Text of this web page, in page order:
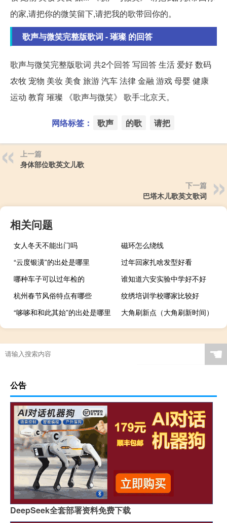
的家,请把你的微笑留下,请把我的歌带回你的。
歌声与微笑完整版歌词 - 璀璨 的回答
歌声与微笑完整版歌词 共2个回答 写回答 生活 爱好 数码
农牧 宠物 美妆 美食 旅游 汽车 法律 金融 游戏 母婴 健康
运动 教育 璀璨 《歌声与微笑》 歌手:北京天。
网络标签： 歌声 的歌 请把
上一篇
身体部位歌英文儿歌
下一篇
巴塔木儿歌英文歌词
相关问题
女人冬天不能出门吗
磁环怎么绕线
“云度银潢”的出处是哪里
过年回家扎啥发型好看
哪种车子可以过年检的
谁知道六安实验中学好不好
杭州春节风俗特点有哪些
纹绣培训学校哪家比较好
“哆哆和和此其始”的出处是哪里
大角刷新点（大角刷新时间）
☚
公告
DeepSeek全套部署资料免费下载